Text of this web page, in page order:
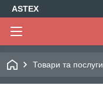
ASTEX
Товари та послуги